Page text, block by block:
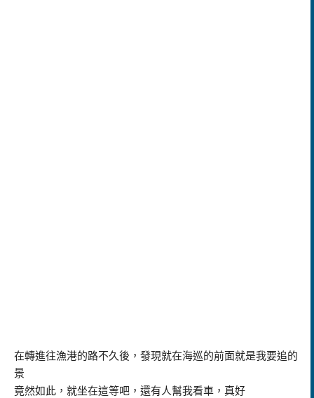
在轉進往漁港的路不久後，發現就在海巡的前面就是我要追的
景
竟然如此，就坐在這等吧，還有人幫我看車，真好